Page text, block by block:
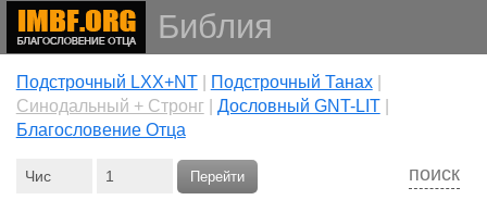
Библия
Подстрочный LXX+NT| Подстрочный Танах|
Cинодальный + Стронг| Дословный GNT-LIT|
Благословение Отца
поиск
Перейти